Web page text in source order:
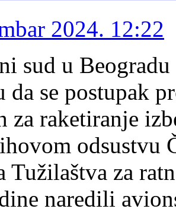
2024. 12:22
sud u
da se postupak
za raketiranje
odsustvu
Tužilaštva za
naredili